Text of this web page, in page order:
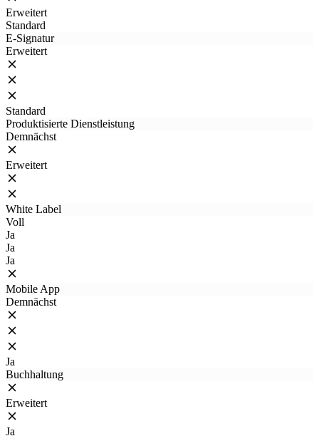
Erweitert
Standard
E-Signatur
Erweitert
Standard
Produktisierte Dienstleistung
Demnächst
Erweitert
White Label
Voll
Ja
Ja
Ja
Mobile App
Demnächst
Ja
Buchhaltung
Erweitert
Ja